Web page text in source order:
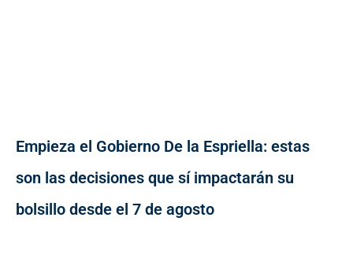
Empieza el Gobierno De la Espriella: estas
son las decisiones que sí impactarán su
bolsillo desde el 7 de agosto